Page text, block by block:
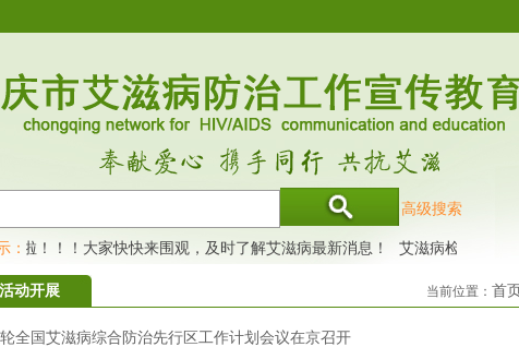
高级搜索
：啦！！！大家快快来围观，及时了解艾滋病最新消息！ 艾滋病检测试纸
活动开展 当前位置： 首页
全国艾滋病综合防治先行区工作计划会议在京召开